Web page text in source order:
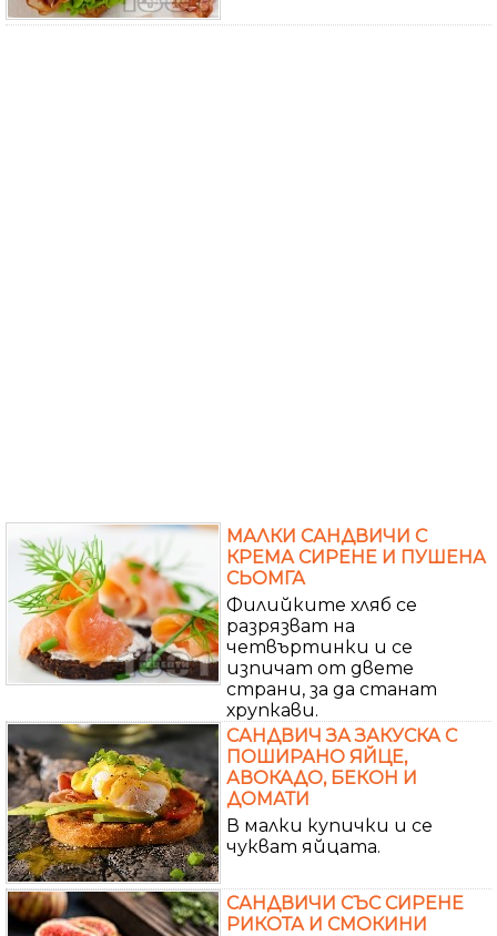
МАЛКИ САНДВИЧИ С
КРЕМА СИРЕНЕ И ПУШЕНА
СЬОМГА
Филийките хляб се
разрязват на
четвъртинки и се
изпичат от двете
страни, за да станат
хрупкави.
САНДВИЧ ЗА ЗАКУСКА С
ПОШИРАНО ЯЙЦЕ,
АВОКАДО, БЕКОН И
ДОМАТИ
В малки купички и се
чукват яйцата.
САНДВИЧИ СЪС СИРЕНЕ
РИКОТА И СМОКИНИ